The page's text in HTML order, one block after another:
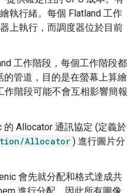
執行緒。每個 Flatland 工作
上執行，而調度器位於目前
工作階段，每個工作階段都
的管道，目的是在螢幕上算繪
作階段可能不會互相影響簡報
的 Allocator 通訊協定 (定義於
Allocator ) 進行圖片分
會先就分配和格式達成共